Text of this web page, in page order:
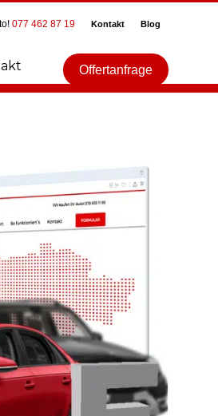
077 462 87 19 Kontakt Blog
Offertanfrage